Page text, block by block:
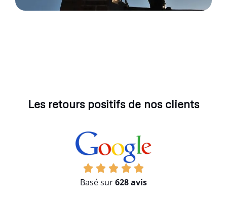
Les retours positifs de nos clients
Basé sur628 avis